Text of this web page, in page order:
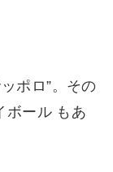
ポロ”。その
ボール もあ